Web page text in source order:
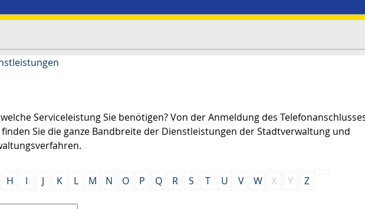
Serviceleistung Sie benötigen? Von der Anmeldung des
Sie die ganze Bandbreite der Dienstleistungen der Stadtverwaltung und
H I J K L M N O P Q R S T U V W X Y Z